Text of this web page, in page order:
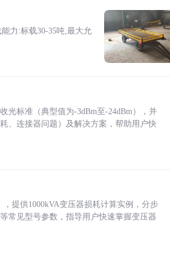
力:标载30-35吨,最大允
光标准（典型值为-3dBm至-24dBm），并
、连接器问题）及解决方案，帮助用户快
提供1000kVA变压器损耗计算实例，分步
常见型号参数，指导用户快速掌握变压器